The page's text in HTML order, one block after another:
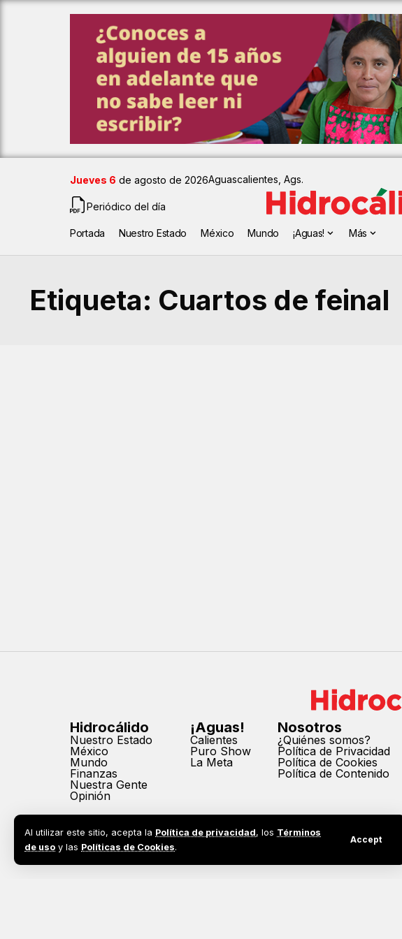
Al utilizar este sitio, acepta la Política de privacidad, los Términos
de uso y las Políticas de Cookies.
Accept
Jueves 6 de agosto de 2026Aguascalientes, Ags.
Periódico del día
Portada Nuestro Estado México Mundo ¡Aguas! Más
Etiqueta: Cuartos de feinal
Hidrocálido
Nuestro Estado
México
Mundo
Finanzas
Nuestra Gente
Opinión
¡Aguas!
Calientes
Puro Show
La Meta
Nosotros
¿Quiénes somos?
Política de Privacidad
Política de Cookies
Política de Contenido